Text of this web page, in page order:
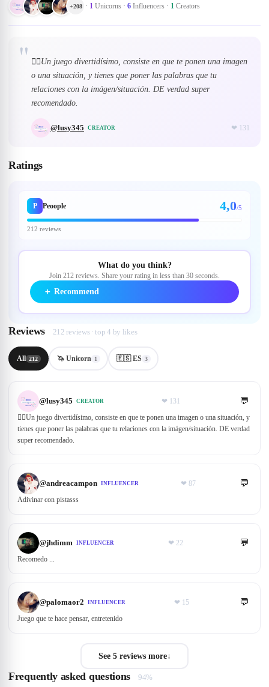
+208 · 1 Unicorns · 6 Influencers · 1 Creators
" 👉🏼Un juego divertidísimo, consiste en que te ponen una imagen
o una situación, y tienes que poner las palabras que tu
relaciones con la imágen/situación. DE verdad super
recomendado.
@lusy345 CREATOR ❤ 131
Ratings
P Peoople 4,0/5
212 reviews
What do you think?
Join 212 reviews. Share your rating in less than 30 seconds.
＋ Recommend
Reviews 212 reviews · top 4 by likes
All 212 🦄 Unicorn 1 🇪🇸 ES 3
@lusy345 CREATOR ❤ 131 💬
👉🏼Un juego divertidísimo, consiste en que te ponen una imagen o una situación, y
tienes que poner las palabras que tu relaciones con la imágen/situación. DE verdad
super recomendado.
@andreacampon INFLUENCER ❤ 87 💬
Adivinar con pistasss
@jhdimm INFLUENCER ❤ 22 💬
Recomedo ...
@palomaor2 INFLUENCER ❤ 15 💬
Juego que te hace pensar, entretenido
See 5 reviews more↓
Frequently asked questions 94%